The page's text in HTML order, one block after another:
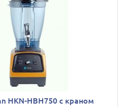
HKN-HBH750 с краном